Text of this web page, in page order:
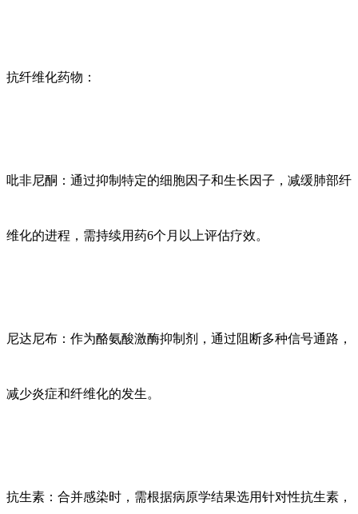
抗纤维化药物：
吡非尼酮：通过抑制特定的细胞因子和生长因子，减缓肺部纤
维化的进程，需持续用药6个月以上评估疗效。
尼达尼布：作为酪氨酸激酶抑制剂，通过阻断多种信号通路，
减少炎症和纤维化的发生。
抗生素：合并感染时，需根据病原学结果选用针对性抗生素，